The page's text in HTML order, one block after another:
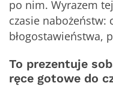
po nim. Wyrazem
czasie nabożeństw:
błogostawieństwa,
To prezentuje
ręce gotowe do